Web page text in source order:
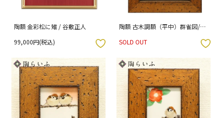
陶額 金彩松に雉 / 谷敷正人
99,000円(税込)
陶額 古木調額（平中）群雀図/中
SOLD OUT
お気に入りボタン